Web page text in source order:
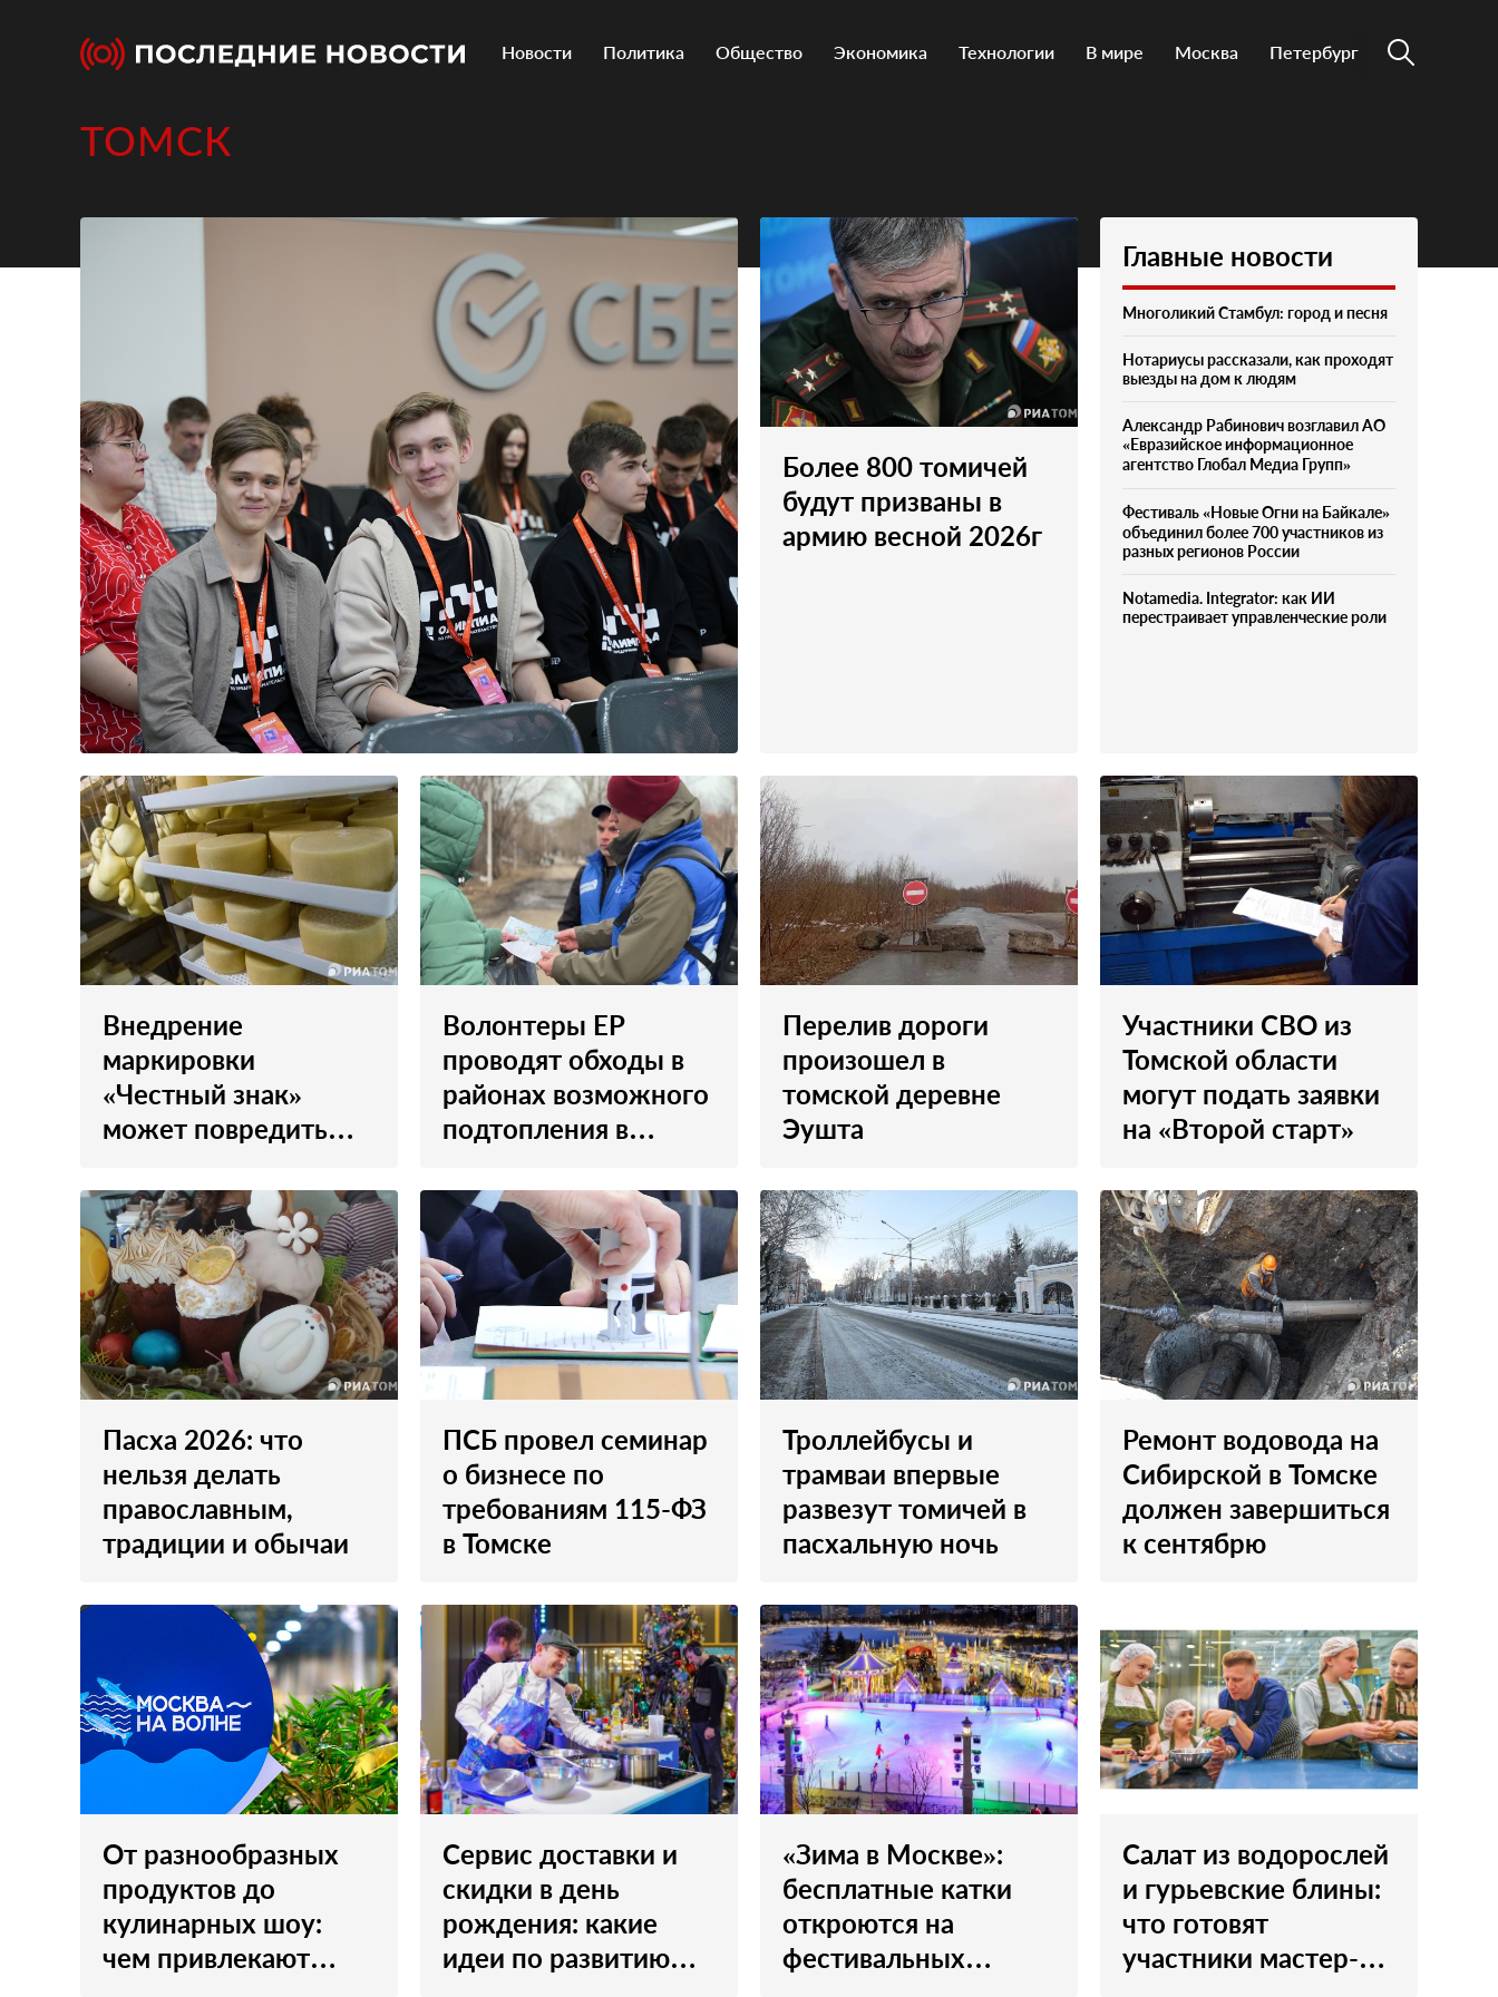
Новости Политика Общество Экономика Технологии В мире Москва Петербург
ТОМСК
Четвертый региональный финал
Всероссийской Олимпиады школьников по
предпринимательству прошел в Томске
Более 800 томичей
будут призваны в
армию весной 2026г
Внедрение
маркировки
«Честный знак»
может повредить
Волонтеры ЕР
проводят обходы в
районах возможного
подтопления в
Перелив дороги
произошел в
томской деревне
Эушта
Участники СВО из
Томской области
могут подать заявки
на «Второй старт»
Главные новости
Многоликий Стамбул: город и песня
Нотариусы рассказали, как проходят
выезды на дом к людям
Александр Рабинович возглавил АО
«Евразийское информационное
агентство Глобал Медиа Групп»
Фестиваль «Новые Огни на Байкале»
объединил более 700 участников из
разных регионов России
Notamedia. Integrator: как ИИ
перестраивает управленческие роли
Пасха 2026: что
нельзя делать
православным,
традиции и обычаи
ПСБ провел семинар
о бизнесе по
требованиям 115-ФЗ
в Томске
Троллейбусы и
трамваи впервые
развезут томичей в
пасхальную ночь
Ремонт водовода на
Сибирской в Томске
должен завершиться
к сентябрю
От разнообразных
продуктов до
кулинарных шоу:
чем привлекают
Сервис доставки и
скидки в день
рождения: какие
идеи по развитию
«Зима в Москве»:
бесплатные катки
откроются на
фестивальных
Салат из водорослей
и гурьевские блины:
что готовят
участники мастер-